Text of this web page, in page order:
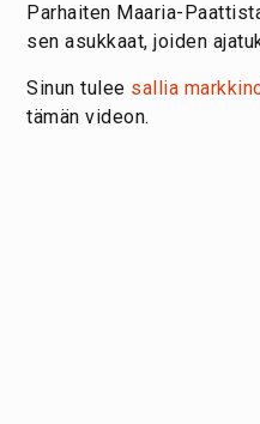
Parhaiten Maaria-
sen asukkaat, joiden
Sinun tulee sallia
tämän videon.